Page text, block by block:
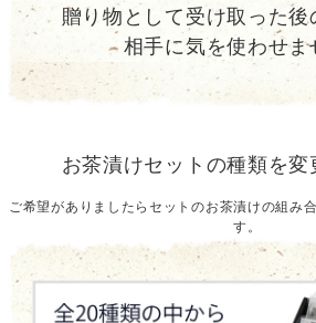
贈り物として受け取った後
相手に気を使わせま
お茶漬けセットの種類を変
ご希望がありましたらセットのお茶漬けの組み
す。